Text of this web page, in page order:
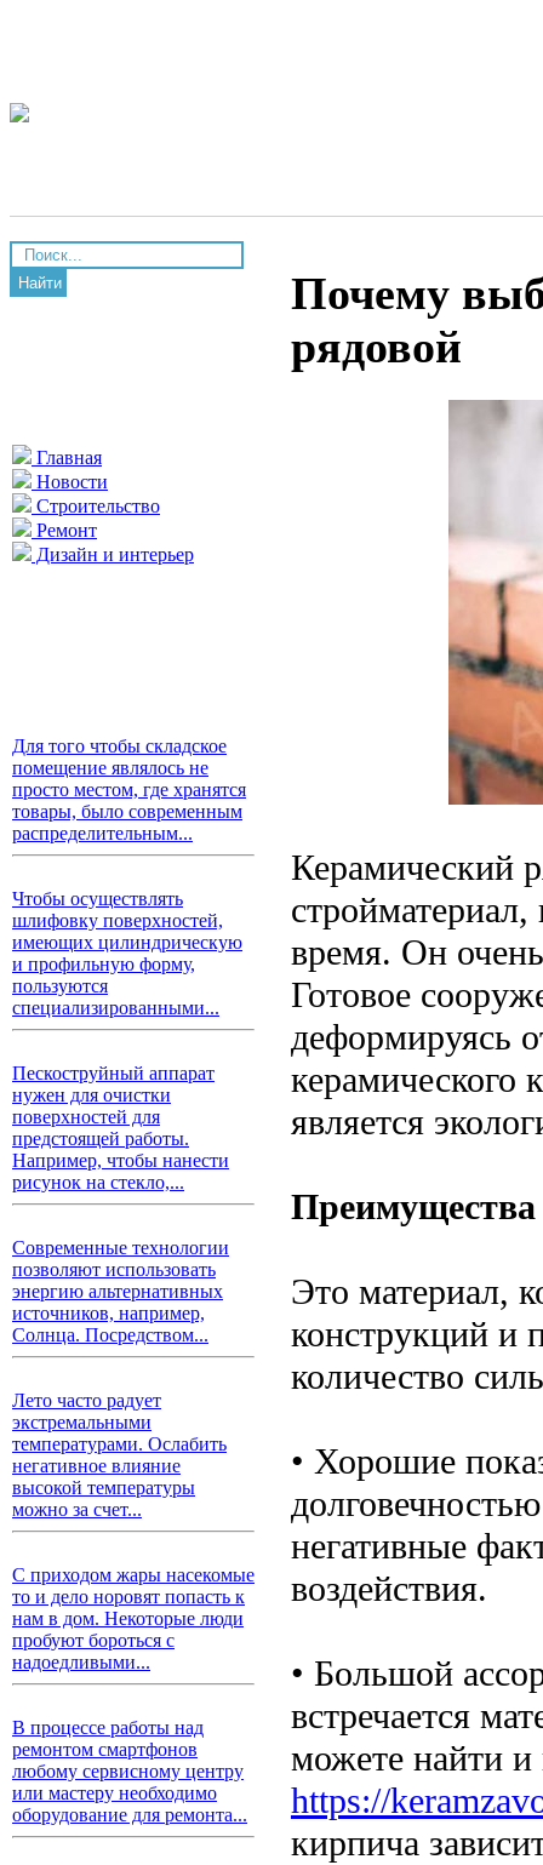
Найти
Главная
Новости
Строительство
Ремонт
Дизайн и интерьер
Для того чтобы складское
помещение являлось не
просто местом, где хранятся
товары, было современным
распределительным...
Чтобы осуществлять
шлифовку поверхностей,
имеющих цилиндрическую
и профильную форму,
пользуются
специализированными...
Пескоструйный аппарат
нужен для очистки
поверхностей для
предстоящей работы.
Например, чтобы нанести
рисунок на стекло,...
Современные технологии
позволяют использовать
энергию альтернативных
источников, например,
Солнца. Посредством...
Лето часто радует
экстремальными
температурами. Ослабить
негативное влияние
высокой температуры
можно за счет...
С приходом жары насекомые
то и дело норовят попасть к
нам в дом. Некоторые люди
пробуют бороться с
надоедливыми...
В процессе работы над
ремонтом смартфонов
любому сервисному центру
или мастеру необходимо
оборудование для ремонта...
Почему
рядовой
Керамический
время. Он
Готовое
деформируясь
керамического
является
Преимущества
Это материал,
конструкций и
количество
• Хорошие
негативные
воздействия.
• Большой
встречается
можете найти и
https://
кирпича